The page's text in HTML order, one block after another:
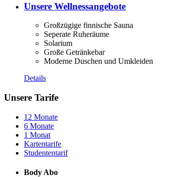
Unsere Wellnessangebote
Großzügige finnische Sauna
Seperate Ruheräume
Solarium
Große Getränkebar
Moderne Duschen und Umkleiden
Details
Unsere Tarife
12 Monate
6 Monate
1 Monat
Kartentarife
Studententarif
Body Abo